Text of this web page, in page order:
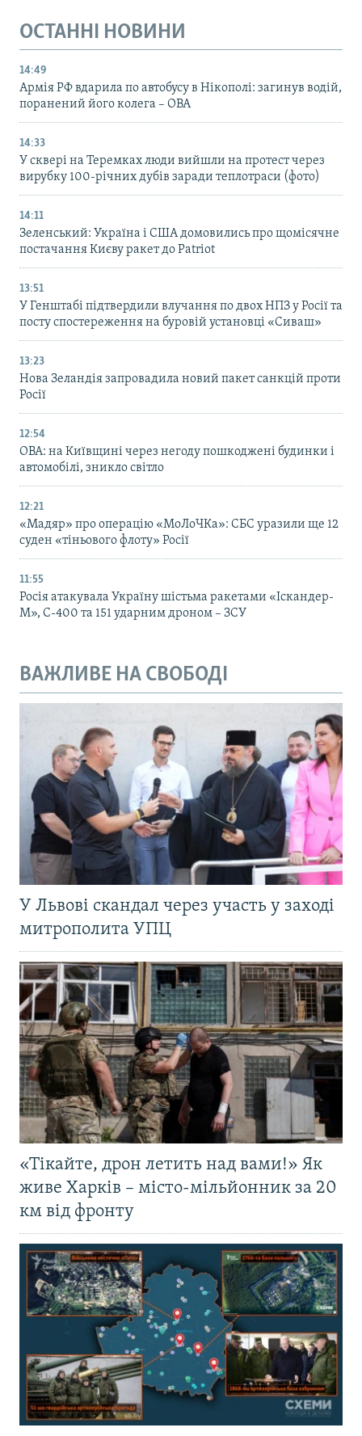
ОСТАННІ НОВИНИ
14:49
Армія РФ вдарила по автобусу в Нікополі: загинув водій,
поранений його колега – ОВА
14:33
У сквері на Теремках люди вийшли на протест через
вирубку 100-річних дубів заради теплотраси (фото)
14:11
Зеленський: Україна і США домовились про щомісячне
постачання Києву ракет до Patriot
13:51
У Генштабі підтвердили влучання по двох НПЗ у Росії та
посту спостереження на буровій установці «Сиваш»
13:23
Нова Зеландія запровадила новий пакет санкцій проти
Росії
12:54
ОВА: на Київщині через негоду пошкоджені будинки і
автомобілі, зникло світло
12:21
«Мадяр» про операцію «МоЛоЧКа»: СБС уразили ще 12
суден «тіньового флоту» Росії
11:55
Росія атакувала Україну шістьма ракетами «Іскандер-
М», С-400 та 151 ударним дроном – ЗСУ
ВАЖЛИВЕ НА СВОБОДІ
У Львові скандал через участь у заході
митрополита УПЦ
«Тікайте, дрон летить над вами!» Як
живе Харків – місто-мільйонник за 20
км від фронту